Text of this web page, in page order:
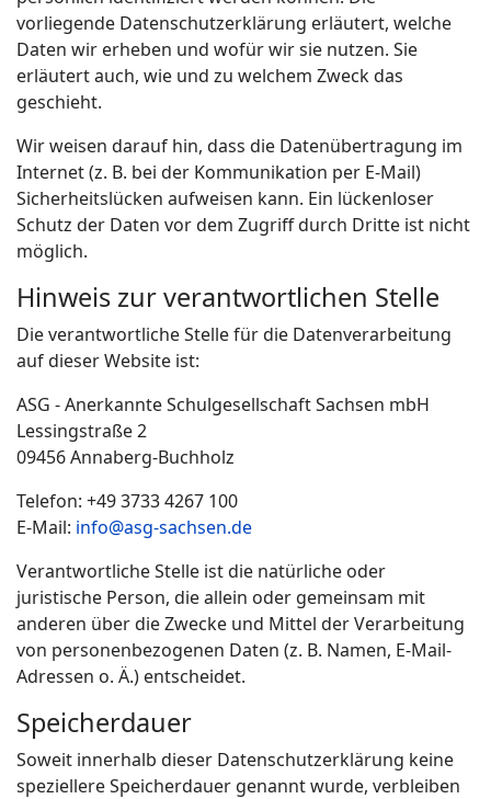
vorliegende Datenschutzerklärung erläutert, welche
Daten wir erheben und wofür wir sie nutzen. Sie
erläutert auch, wie und zu welchem Zweck das
geschieht.
Wir weisen darauf hin, dass die Datenübertragung im
Internet (z. B. bei der Kommunikation per E-Mail)
Sicherheitslücken aufweisen kann. Ein lückenloser
Schutz der Daten vor dem Zugriff durch Dritte ist nicht
möglich.
Hinweis zur verantwortlichen Stelle
Die verantwortliche Stelle für die Datenverarbeitung
auf dieser Website ist:
ASG - Anerkannte Schulgesellschaft Sachsen mbH
Lessingstraße 2
09456 Annaberg-Buchholz
Telefon: +49 3733 4267 100
E-Mail: info@asg-sachsen.de
Verantwortliche Stelle ist die natürliche oder
juristische Person, die allein oder gemeinsam mit
anderen über die Zwecke und Mittel der Verarbeitung
von personenbezogenen Daten (z. B. Namen, E-Mail-
Adressen o. Ä.) entscheidet.
Speicherdauer
Soweit innerhalb dieser Datenschutzerklärung keine
speziellere Speicherdauer genannt wurde, verbleiben